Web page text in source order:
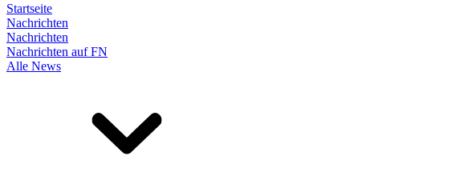
Startseite
Nachrichten
Nachrichten
Nachrichten auf FN
Alle News